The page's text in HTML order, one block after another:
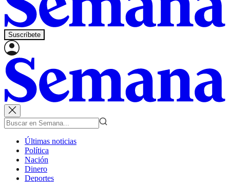
Suscríbete
Últimas noticias
Política
Nación
Dinero
Deportes